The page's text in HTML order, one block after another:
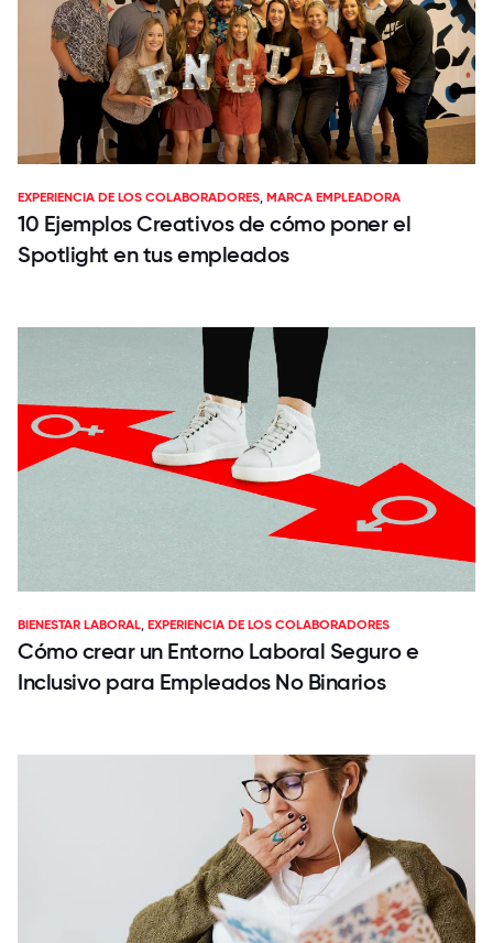
EXPERIENCIA DE LOS COLABORADORES,MARCA EMPLEADORA
10 Ejemplos Creativos de cómo poner el
Spotlight en tus empleados
BIENESTAR LABORAL,EXPERIENCIA DE LOS COLABORADORES
Cómo crear un Entorno Laboral Seguro e
Inclusivo para Empleados No Binarios